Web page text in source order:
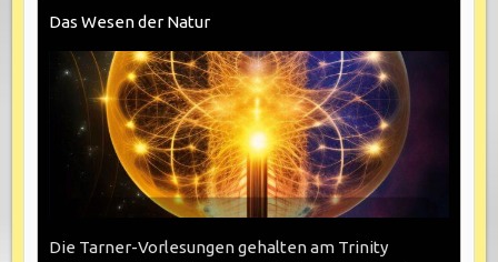
Das Wesen der Natur
Die Tarner-Vorlesungen gehalten am Trinity